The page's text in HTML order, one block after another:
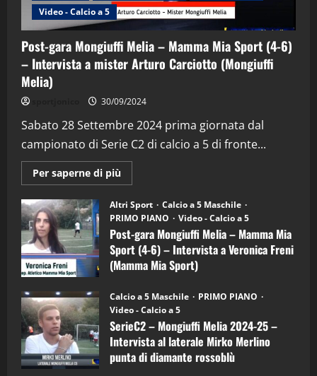
Video - Calcio a 5
Post-gara Mongiuffi Melia – Mamma Mia Sport (4-6)
– Intervista a mister Arturo Carciotto (Mongiuffi
Melia)
30/09/2024
Sabato 28 Settembre 2024 prima giornata dal
campionato di Serie C2 di calcio a 5 di fronte...
Per saperne di più
informazioni
Post-
gara
Mongiuffi
Melia
–
Mamma
Mia
Sport
6)
–
Intervista
a
mister
Arturo
Carciotto
(Mongiuffi
Altri Sport
Calcio a 5 Maschile
PRIMO PIANO
Video - Calcio a 5
Post-gara Mongiuffi Melia – Mamma Mia
Sport (4-6) – Intervista a Veronica Freni
(Mamma Mia Sport)
Calcio a 5 Maschile
PRIMO PIANO
Video - Calcio a 5
SerieC2 – Mongiuffi Melia 2024-25 –
Intervista al laterale Mirko Merlino
punta di diamante rossoblù
2
“SportEmpire” in Podcast: 29^ Puntata
(Martedi 28 Aprile 2026)
28/04/2026
3
"SportEmpire" in Podcast
“SportEmpire” in Podcast: 28^ Puntata
(Martedi 21 Aprile 2026)
21/04/2026
4
“SportEmpire” in Podcast: 27^ Puntata
(Martedi 14 Aprile 2026)
15/04/2026